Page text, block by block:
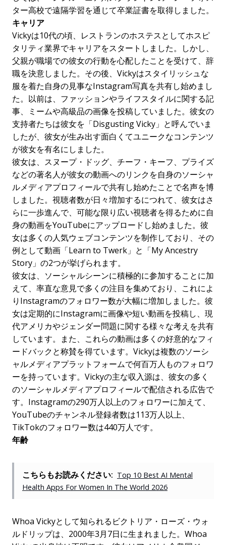
ター高校で遠隔学習を通じて卒業証書を取得しました。
キャリア
Vickyは10代の頃、レストランのホステスとしてホスピ
タリティ業界でキャリアをスタートしました。しかし、
父親が職場での彼女の行動を心配したことを受けて、辞
職を決意しました。その後、Vickyはスタイリッシュな
服を着た自身の見事なInstagram写真を共有し始めまし
た。以前は、ファッションやライフスタイルに関する記
事、ミームや高級品の画像を投稿していました。彼女の
支持者たちは彼女を「Disgusting Vicky」と呼んでいま
したが、彼女が生み出す面白くてユニークなコンテンツ
が彼女を有名にしました。
彼女は、スヌープ・ドッグ、チーフ・キーフ、プライズ
などの著名人が彼女の動画へのリンクを自身のソーシャ
ルメディアプロフィールで共有し始めたことで名声を博
しました。視聴者数が日々増加するにつれて、彼女はさ
らに一歩進んで、可能な限り広い視聴者を得るために自
身の動画をYouTubeにアップロードし始めました。彼
女は多くの人気ウェブコンテンツを制作しており、その
例として動画「Learn to Twerk」と「My Ancestry
Story」の2つが挙げられます。
彼女は、ソーシャルシーンに積極的に参加することに加
えて、率直な意見で多くの注目を集めており、これによ
りInstagramのフォロワー数が大幅に増加しました。彼
女は定期的にInstagramに画像や短い動画を投稿し、現
代アメリカやジェンダー問題に関する様々な考えを共有
しています。また、これらの動画は多くの好意的なフィ
ードバックと称賛を得ています。Vickyは複数のソーシ
ャルメディアプラットフォームで何百万人ものフォロワ
ーを持っています。Vickyの主な収入源は、彼女の多く
のソーシャルメディアプロフィールで配信される広告で
す。Instagramの290万人以上のフォロワーに加えて、
YouTubeのチャンネル登録者数は113万人以上、
TikTokのフォロワー数は440万人です。
年齢
こちらもお読みください: Top 10 Best AI Mental
Health Apps For Women In The World 2026
Whoa Vickyとして知られるビクトリア・ローズ・ウォ
ルドリップは、2000年3月7日に生まれました。Whoa